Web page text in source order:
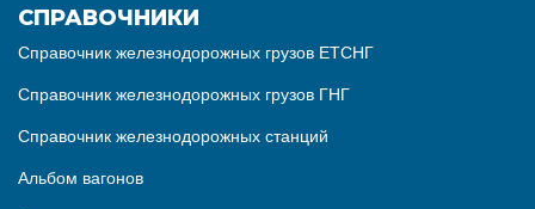
СПРАВОЧНИКИ
Справочник железнодорожных грузов ЕТСНГ
Справочник железнодорожных грузов ГНГ
Справочник железнодорожных станций
Альбом вагонов